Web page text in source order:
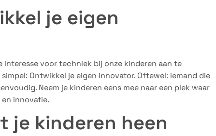
je eigen
interesse voor techniek bij onze kinderen aan te
Ontwikkel je eigen innovator. Oftewel: iemand die
Neem je kinderen eens mee naar een plek waar
innovatie.
je kinderen heen